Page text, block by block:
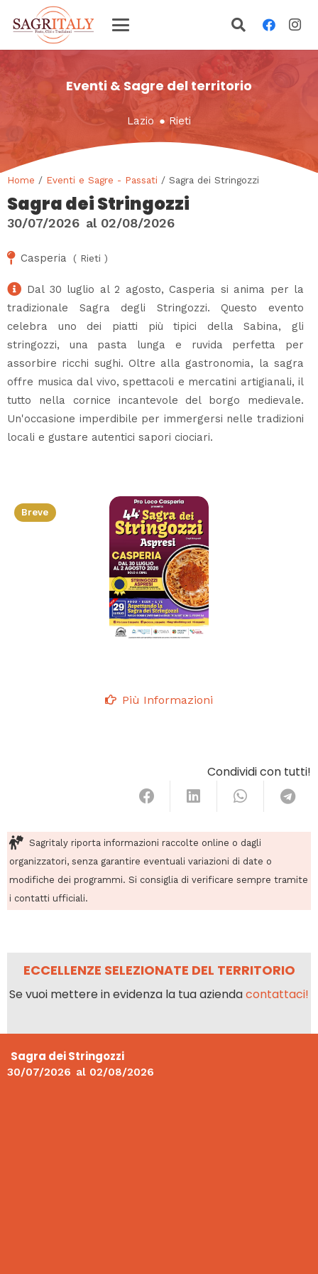
Eventi & Sagre del territorio
Lazio ● Rieti
Home / Eventi e Sagre - Passati / Sagra dei Stringozzi
Sagra dei Stringozzi
30/07/2026 al 02/08/2026
Casperia ( Rieti )
Dal 30 luglio al 2 agosto, Casperia si anima per la
tradizionale Sagra degli Stringozzi. Questo evento
celebra uno dei piatti più tipici della Sabina, gli
stringozzi, una pasta lunga e ruvida perfetta per
assorbire ricchi sughi. Oltre alla gastronomia, la sagra
offre musica dal vivo, spettacoli e mercatini artigianali, il
tutto nella cornice incantevole del borgo medievale.
Un'occasione imperdibile per immergersi nelle tradizioni
locali e gustare autentici sapori ciociari.
Breve
Più Informazioni
Condividi con tutti!
Sagritaly riporta informazioni raccolte online o dagli
organizzatori, senza garantire eventuali variazioni di date o
modifiche dei programmi. Si consiglia di verificare sempre tramite
i contatti ufficiali.
ECCELLENZE SELEZIONATE DEL TERRITORIO
Se vuoi mettere in evidenza la tua aziendacontattaci!
Sagra dei Stringozzi
30/07/2026 al 02/08/2026